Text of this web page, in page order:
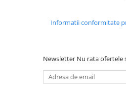
Informatii conformitate
Newsletter Nu rata ofertele